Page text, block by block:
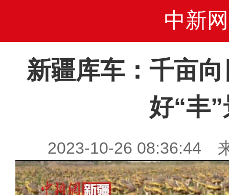
中新网
新疆库车：千亩
好“丰
2023-10-26 08:36:44